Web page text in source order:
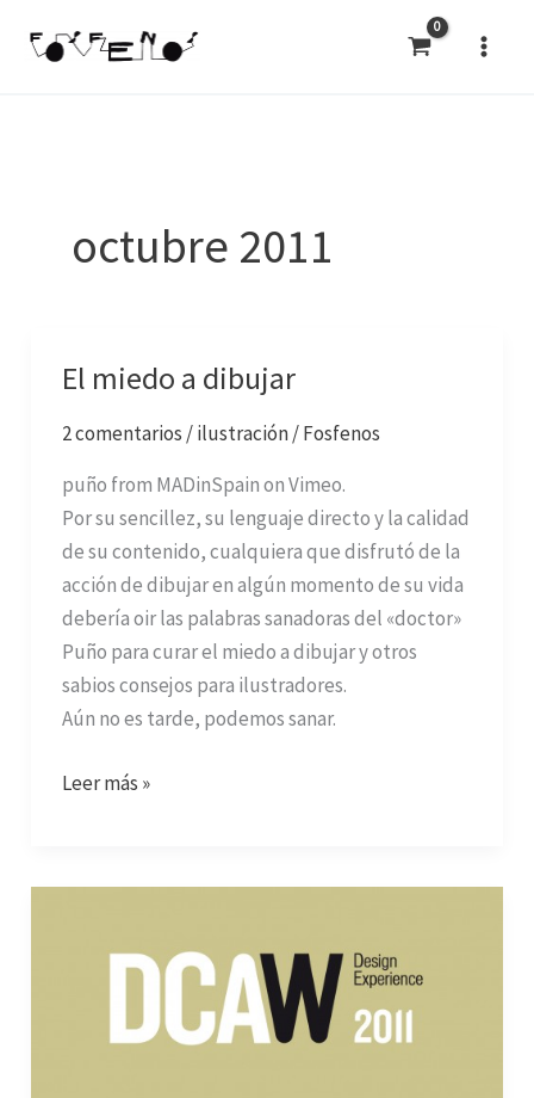
octubre 2011
El miedo a dibujar
2 comentarios /ilustración/Fosfenos
puño from MADinSpain on Vimeo.
Por su sencillez, su lenguaje directo y la calidad
de su contenido, cualquiera que disfrutó de la
acción de dibujar en algún momento de su vida
debería oir las palabras sanadoras del «doctor»
Puño para curar el miedo a dibujar y otros
sabios consejos para ilustradores.
Aún no es tarde, podemos sanar.
El
a
dibujar
Leer más »